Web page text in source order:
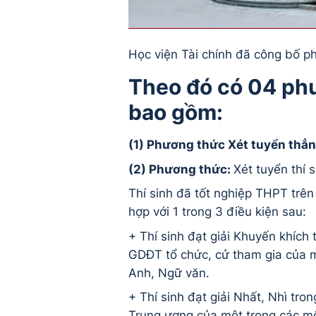
Học viện Tài chính đã công bố
Theo đó có 04
bao gồm:
(1) Phương thức Xét tuyển
(2) Phương thức: Xét tuyển thí
Thí sinh đã tốt nghiệp THPT
hợp với 1 trong 3 điều kiện sau:
+ Thí sinh đạt giải Khuyến
GDĐT tổ chức, cử tham gia của
Anh, Ngữ văn.
+ Thí sinh đạt giải Nhất, Nhì